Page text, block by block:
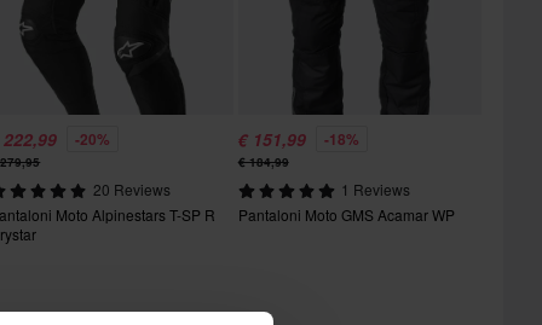
-20%
20 Reviews
Moto Alpinestars T-SP R
€ 151,99 -18%
€ 184,99
1 Reviews
Pantaloni Moto GMS Acamar WP